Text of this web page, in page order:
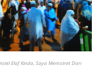
Elaf Kinda, Saya Memotret Dari